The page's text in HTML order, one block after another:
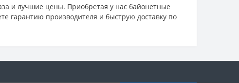
и лучшие цены. Приобретая у нас байонетные
гарантию производителя и быструю доставку по